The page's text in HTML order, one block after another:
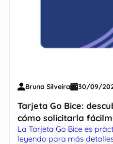
Bruna Silveira 30/09/
Tarjeta Go Bice:
cómo solicitarla
La Tarjeta Go Bice es
leyendo para más